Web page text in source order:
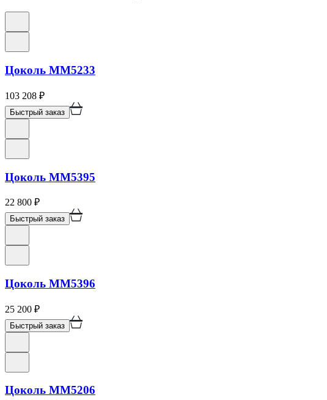
Цоколь ММ5233
103 208 ₽
Быстрый заказ
Цоколь ММ5395
22 800 ₽
Быстрый заказ
Цоколь ММ5396
25 200 ₽
Быстрый заказ
Цоколь ММ5206